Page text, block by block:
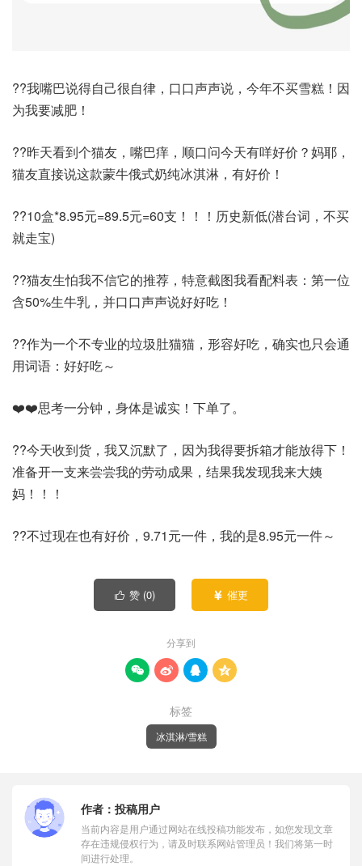
??我嘴巴说得自己很自律，口口声声说，今年不买雪糕！因
为我要减肥！
??昨天看到个猫友，嘴巴痒，顺口问今天有咩好价？妈耶，
猫友直接说这款蒙牛俄式奶纯冰淇淋，有好价！
??10盒*8.95元=89.5元=60支！！！历史新低(潜台词，不买
就走宝)
??猫友生怕我不信它的推荐，特意截图我看配料表：第一位
含50%生牛乳，并口口声声说好好吃！
??作为一个不专业的垃圾肚猫猫，形容好吃，确实也只会通
用词语：好好吃～
❤️❤️思考一分钟，身体是诚实！下单了。
??今天收到货，我又沉默了，因为我得要拆箱才能放得下！
准备开一支来尝尝我的劳动成果，结果我发现我来大姨
妈！！！
??不过现在也有好价，9.71元一件，我的是8.95元一件～
 赞 (0)  催更
分享到
   
标签
冰淇淋/雪糕
作者： 投稿用户
当前内容是用户通过网站在线投稿功能发布，如您发现文章
存在违规侵权行为，请及时联系网站管理员！我们将第一时
间进行处理。